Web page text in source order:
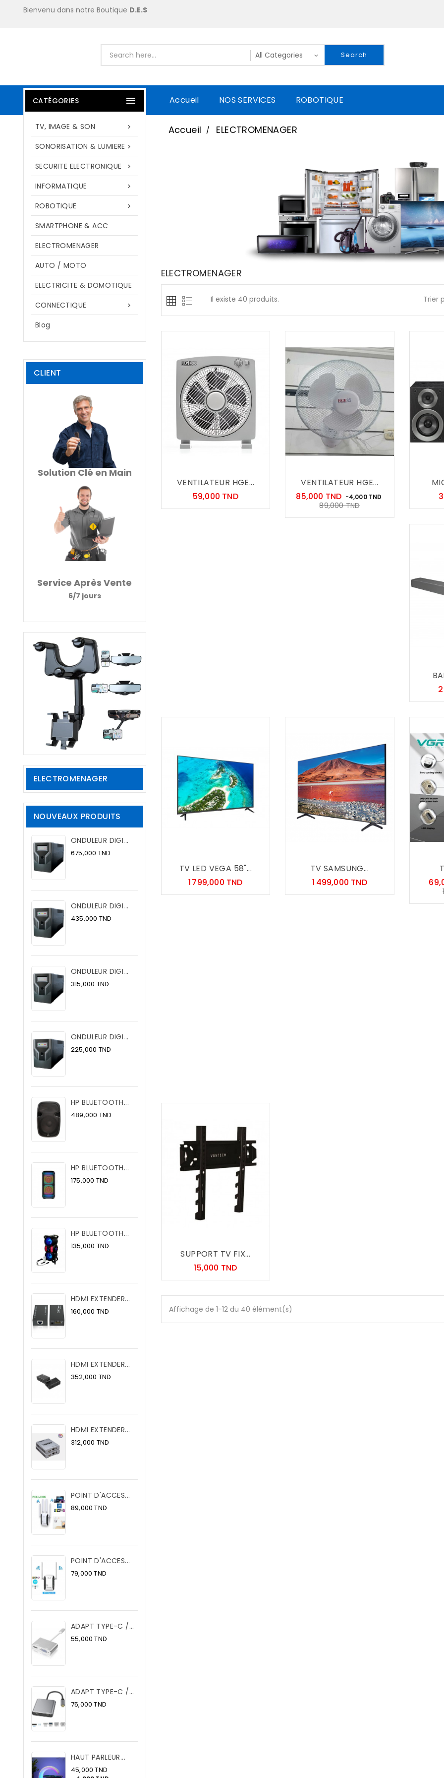
Bienvenu dans notre Boutique D.E.S
Search
Accueil NOS SERVICES ROBOTIQUE
CATÉGORIES 

TV, IMAGE & SON

SONORISATION & LUMIERE

SECURITE ELECTRONIQUE

INFORMATIQUE

ROBOTIQUE
SMARTPHONE & ACC
ELECTROMENAGER
AUTO / MOTO
ELECTRICITE & DOMOTIQUE

CONNECTIQUE
Blog
CLIENT
Solution Clé en Main
Service Après Vente
6/7 jours
ELECTROMENAGER
NOUVEAUX PRODUITS
ONDULEUR DIGI...
675,000 TND
ONDULEUR DIGI...
435,000 TND
ONDULEUR DIGI...
315,000 TND
ONDULEUR DIGI...
225,000 TND
HP BLUETOOTH...
489,000 TND
HP BLUETOOTH...
175,000 TND
HP BLUETOOTH...
135,000 TND
HDMI EXTENDER...
160,000 TND
HDMI EXTENDER...
352,000 TND
HDMI EXTENDER...
312,000 TND
POINT D'ACCES...
89,000 TND
POINT D'ACCES...
79,000 TND
ADAPT TYPE-C /...
55,000 TND
ADAPT TYPE-C /...
75,000 TND
HAUT PARLEUR...
45,000 TND
Accueil ELECTROMENAGER
ELECTROMENAGER
Il existe 40 produits. Trier
VENTILATEUR HGE...
59,000 TNDPrix
VENTILATEUR HGE...
85,000 TND Prix
​​
-4,000 TND
89,000 TNDPrix
TV LED VEGA 58"...
1 799,000 TNDPrix
TV SAMSUNG...
1 499,000 TNDPrix
SUPPORT TV FIX...
15,000 TNDPrix
Affichage de 1-12 du 40 élément(s)